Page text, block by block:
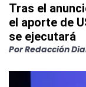
Tras el
el aporte de
se ejecutará
PorRedacción